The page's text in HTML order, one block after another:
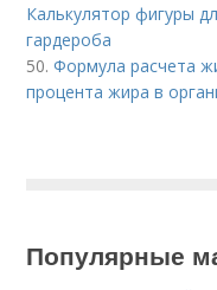
Калькулятор фигуры
гардероба
50.Формула расчета
процента жира в
Популярные